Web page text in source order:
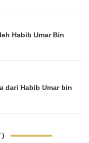
Habib Umar Bin
dari Habib Umar bin